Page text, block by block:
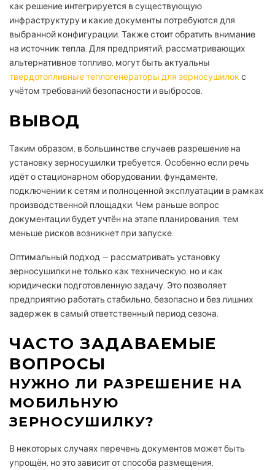
как решение интегрируется в существующую
инфраструктуру и какие документы потребуются для
выбранной конфигурации. Также стоит обратить внимание
на источник тепла. Для предприятий, рассматривающих
альтернативное топливо, могут быть актуальны
твердотопливные теплогенераторы для зерносушилок с
учётом требований безопасности и выбросов.
ВЫВОД
Таким образом, в большинстве случаев разрешение на
установку зерносушилки требуется. Особенно если речь
идёт о стационарном оборудовании, фундаменте,
подключении к сетям и полноценной эксплуатации в рамках
производственной площадки. Чем раньше вопрос
документации будет учтён на этапе планирования, тем
меньше рисков возникнет при запуске.
Оптимальный подход — рассматривать установку
зерносушилки не только как техническую, но и как
юридически подготовленную задачу. Это позволяет
предприятию работать стабильно, безопасно и без лишних
задержек в самый ответственный период сезона.
ЧАСТО ЗАДАВАЕМЫЕ
ВОПРОСЫ
НУЖНО ЛИ РАЗРЕШЕНИЕ НА
МОБИЛЬНУЮ
ЗЕРНОСУШИЛКУ?
В некоторых случаях перечень документов может быть
упрощён, но это зависит от способа размещения,